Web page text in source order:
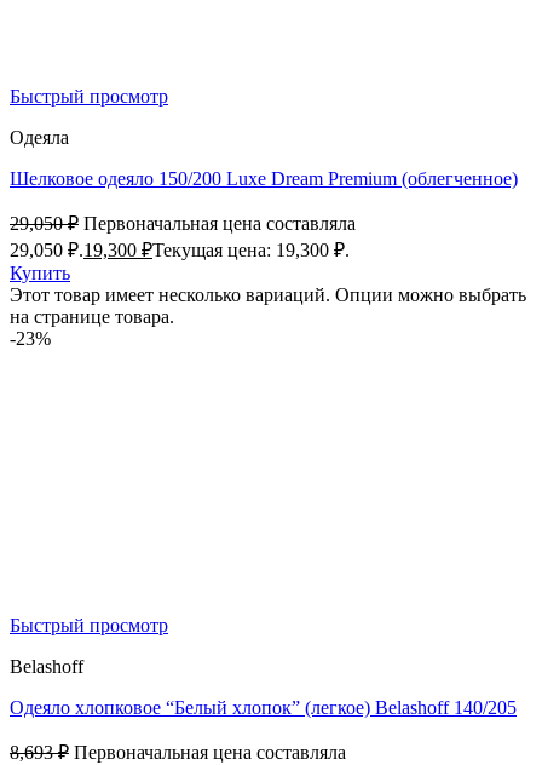
Быстрый просмотр
Одеяла
Шелковое одеяло 150/200 Luxe Dream Premium (облегченное)
29,050₽ Первоначальная цена составляла
29,050 ₽.19,300 ₽Текущая цена: 19,300 ₽.
Купить
Этот товар имеет несколько вариаций. Опции можно выбрать
на странице товара.
-23%
Быстрый просмотр
Belashoff
Одеяло хлопковое “Белый хлопок” (легкое) Belashoff 140/205
8,693₽ Первоначальная цена составляла